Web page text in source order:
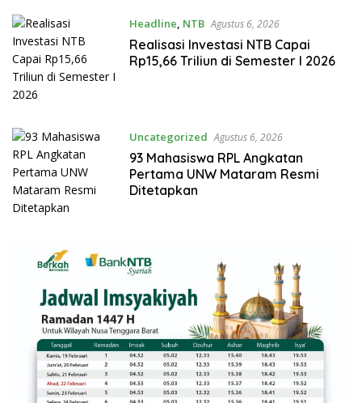
Headline, NTB Agustus 6, 2026
Realisasi Investasi NTB Capai
Rp15,66 Triliun di Semester I 2026
Uncategorized Agustus 6, 2026
93 Mahasiswa RPL Angkatan
Pertama UNW Mataram Resmi
Ditetapkan